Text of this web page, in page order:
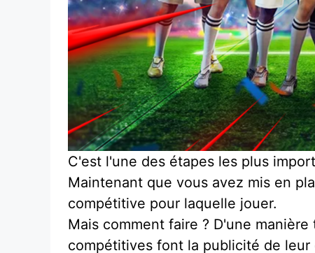
C'est l'une des étapes les plus
Maintenant que vous avez mis en
compétitive pour laquelle jouer.
Mais comment faire ? D'une
compétitives font la publicité de